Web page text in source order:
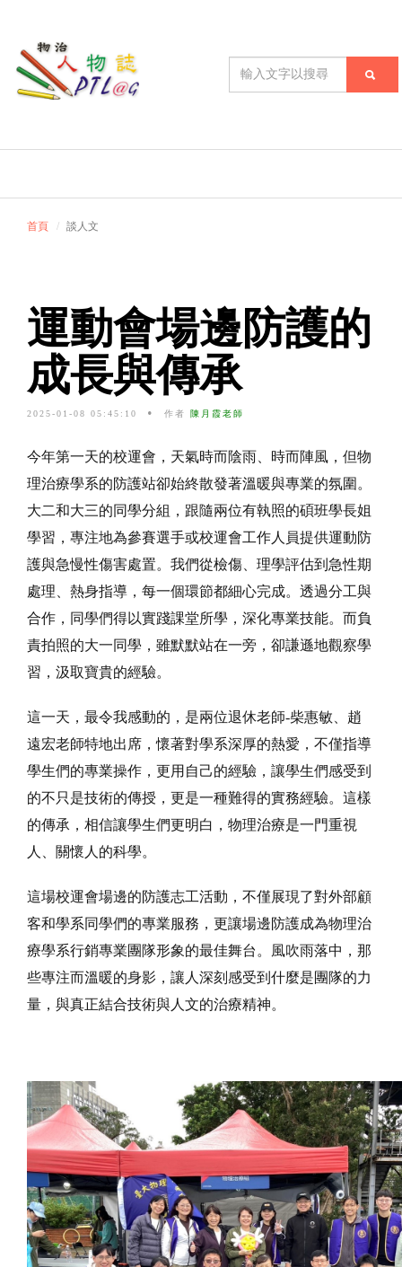
首頁 談人文
運動會場邊防護的
成長與傳承
2025-01-08 05:45:10 作者 陳月霞老師
今年第一天的校運會，天氣時而陰雨、時而陣風，但物
理治療學系的防護站卻始終散發著溫暖與專業的氛圍。
大二和大三的同學分組，跟隨兩位有執照的碩班學長姐
學習，專注地為參賽選手或校運會工作人員提供運動防
護與急慢性傷害處置。我們從檢傷、理學評估到急性期
處理、熱身指導，每一個環節都細心完成。透過分工與
合作，同學們得以實踐課堂所學，深化專業技能。而負
責拍照的大一同學，雖默默站在一旁，卻謙遜地觀察學
習，汲取寶貴的經驗。
這一天，最令我感動的，是兩位退休老師-柴惠敏、趙
遠宏老師特地出席，懷著對學系深厚的熱愛，不僅指導
學生們的專業操作，更用自己的經驗，讓學生們感受到
的不只是技術的傳授，更是一種難得的實務經驗。這樣
的傳承，相信讓學生們更明白，物理治療是一門重視
人、關懷人的科學。
這場校運會場邊的防護志工活動，不僅展現了對外部顧
客和學系同學們的專業服務，更讓場邊防護成為物理治
療學系行銷專業團隊形象的最佳舞台。風吹雨落中，那
些專注而溫暖的身影，讓人深刻感受到什麼是團隊的力
量，與真正結合技術與人文的治療精神。